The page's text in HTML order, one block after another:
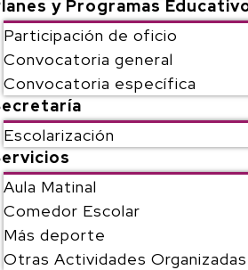
y Programas
Participación de oficio
Convocatoria general
Convocatoria específica
Escolarización
Aula Matinal
Comedor Escolar
Más deporte
Otras Actividades